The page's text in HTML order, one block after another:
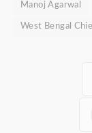
Manoj Agarwal
West Bengal